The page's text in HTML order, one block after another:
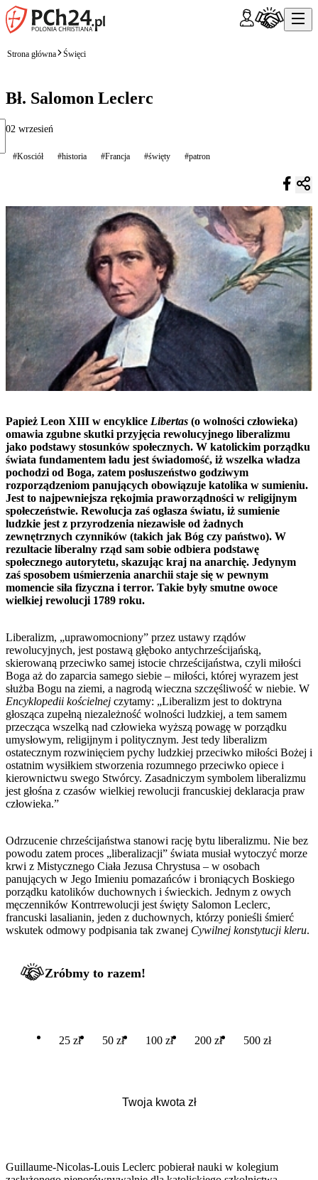
Strona główna Święci
Bł. Salomon Leclerc
02 wrzesień
#Kosciół #historia #Francja #święty #patron
Papież Leon XIII w encyklice Libertas (o wolności człowieka)
omawia zgubne skutki przyjęcia rewolucyjnego liberalizmu
jako podstawy stosunków społecznych. W katolickim porządku
świata fundamentem ładu jest świadomość, iż wszelka władza
pochodzi od Boga, zatem posłuszeństwo godziwym
rozporządzeniom panujących obowiązuje katolika w sumieniu.
Jest to najpewniejsza rękojmia praworządności w religijnym
społeczeństwie. Rewolucja zaś ogłasza światu, iż sumienie
ludzkie jest z przyrodzenia niezawisłe od żadnych
zewnętrznych czynników (takich jak Bóg czy państwo). W
rezultacie liberalny rząd sam sobie odbiera podstawę
społecznego autorytetu, skazując kraj na anarchię. Jedynym
zaś sposobem uśmierzenia anarchii staje się w pewnym
momencie siła fizyczna i terror. Takie były smutne owoce
wielkiej rewolucji 1789 roku.
Liberalizm, „uprawomocniony” przez ustawy rządów
rewolucyjnych, jest postawą głęboko antychrześcijańską,
skierowaną przeciwko samej istocie chrześcijaństwa, czyli miłości
Boga aż do zaparcia samego siebie – miłości, której wyrazem jest
służba Bogu na ziemi, a nagrodą wieczna szczęśliwość w niebie. W
Encyklopedii kościelnej czytamy: „Liberalizm jest to doktryna
głosząca zupełną niezależność wolności ludzkiej, a tem samem
przecząca wszelką nad człowieka wyższą powagę w porządku
umysłowym, religijnym i politycznym. Jest tedy liberalizm
ostatecznym rozwinięciem pychy ludzkiej przeciwko miłości Bożej i
ostatnim wysiłkiem stworzenia rozumnego przeciwko opiece i
kierownictwu swego Stwórcy. Zasadniczym symbolem liberalizmu
jest głośna z czasów wielkiej rewolucji francuskiej deklaracja praw
człowieka.”
Odrzucenie chrześcijaństwa stanowi rację bytu liberalizmu. Nie bez
powodu zatem proces „liberalizacji” świata musiał wytoczyć morze
krwi z Mistycznego Ciała Jezusa Chrystusa – w osobach
panujących w Jego Imieniu pomazańców i broniących Boskiego
porządku katolików duchownych i świeckich. Jednym z owych
męczenników Kontrrewolucji jest święty Salomon Leclerc,
francuski lasalianin, jeden z duchownych, którzy ponieśli śmierć
wskutek odmowy podpisania tak zwanej Cywilnej konstytucji kleru.
Zróbmy to razem!
25 zł 50 zł 100 zł 200 zł 500 zł
Guillaume-Nicolas-Louis Leclerc pobierał nauki w kolegium